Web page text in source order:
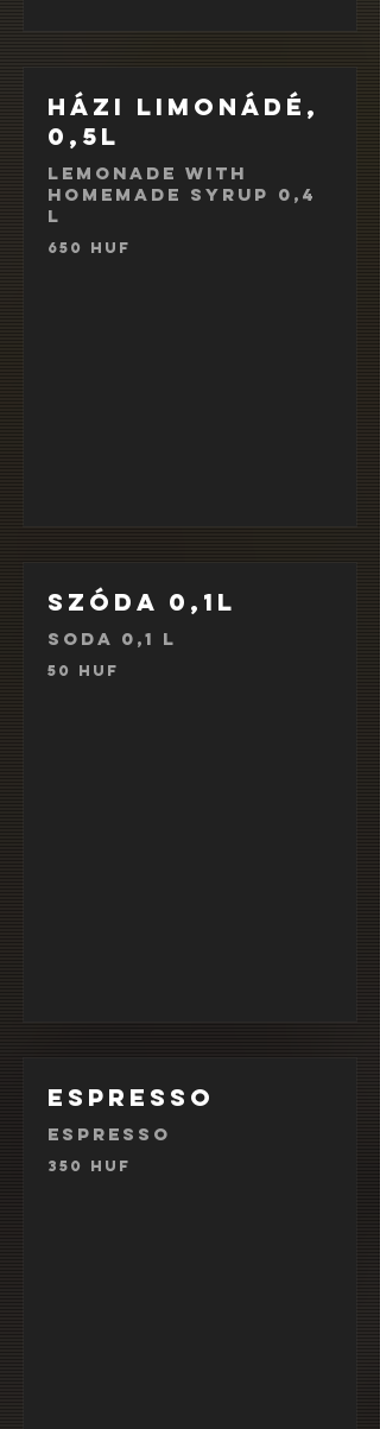
Házi limonádé,
0,5l
Lemonade with
homemade syrup 0,4
l
650 HUF
Szóda 0,1l
Soda 0,1 l
50 HUF
Espresso
Espresso
350 HUF